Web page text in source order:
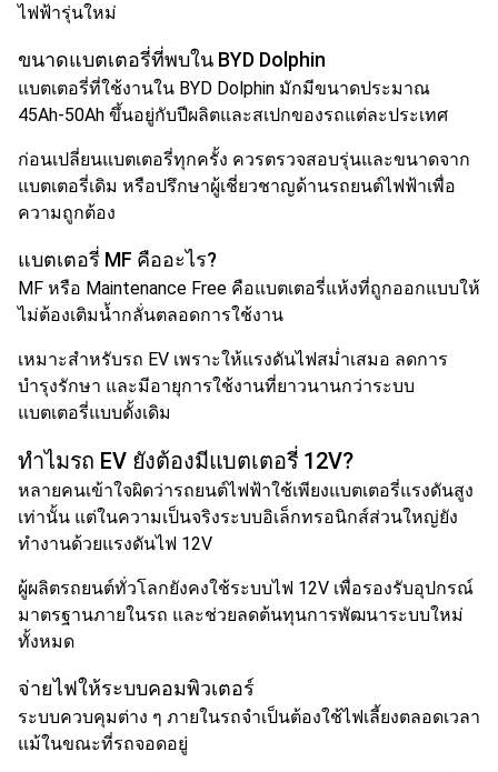
ไฟฟ้ารุ่นใหม่
ขนาดแบตเตอรี่ที่พบใน BYD Dolphin
แบตเตอรี่ที่ใช้งานใน BYD Dolphin มักมีขนาดประมาณ
45Ah-50Ah ขึ้นอยู่กับปีผลิตและสเปกของรถแต่ละประเทศ
ก่อนเปลี่ยนแบตเตอรี่ทุกครั้ง ควรตรวจสอบรุ่นและขนาดจาก
แบตเตอรี่เดิม หรือปรึกษาผู้เชี่ยวชาญด้านรถยนต์ไฟฟ้าเพื่อ
ความถูกต้อง
แบตเตอรี่ MF คืออะไร?
MF หรือ Maintenance Free คือแบตเตอรี่แห้งที่ถูกออกแบบให้
ไม่ต้องเติมน้ำกลั่นตลอดการใช้งาน
เหมาะสำหรับรถ EV เพราะให้แรงดันไฟสม่ำเสมอ ลดการ
บำรุงรักษา และมีอายุการใช้งานที่ยาวนานกว่าระบบ
แบตเตอรี่แบบดั้งเดิม
ทำไมรถ EV ยังต้องมีแบตเตอรี่ 12V?
หลายคนเข้าใจผิดว่ารถยนต์ไฟฟ้าใช้เพียงแบตเตอรี่แรงดันสูง
เท่านั้น แต่ในความเป็นจริงระบบอิเล็กทรอนิกส์ส่วนใหญ่ยัง
ทำงานด้วยแรงดันไฟ 12V
ผู้ผลิตรถยนต์ทั่วโลกยังคงใช้ระบบไฟ 12V เพื่อรองรับอุปกรณ์
มาตรฐานภายในรถ และช่วยลดต้นทุนการพัฒนาระบบใหม่
ทั้งหมด
จ่ายไฟให้ระบบคอมพิวเตอร์
ระบบควบคุมต่าง ๆ ภายในรถจำเป็นต้องใช้ไฟเลี้ยงตลอดเวลา
แม้ในขณะที่รถจอดอยู่